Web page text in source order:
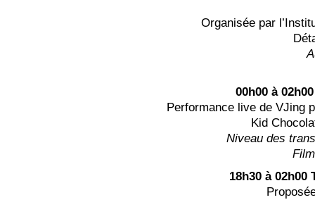
Organisée par
00h00 à 02h00
Performance live de VJing
Kid
Niveau des
18h30 à 02h00